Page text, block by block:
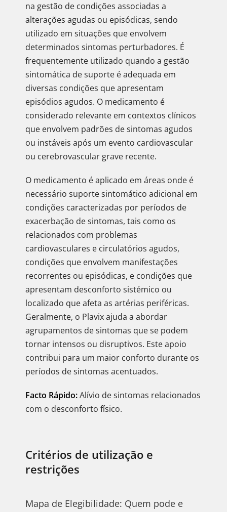
na gestão de condições associadas a
alterações agudas ou episódicas, sendo
utilizado em situações que envolvem
determinados sintomas perturbadores. É
frequentemente utilizado quando a gestão
sintomática de suporte é adequada em
diversas condições que apresentam
episódios agudos. O medicamento é
considerado relevante em contextos clínicos
que envolvem padrões de sintomas agudos
ou instáveis após um evento cardiovascular
ou cerebrovascular grave recente.
O medicamento é aplicado em áreas onde é
necessário suporte sintomático adicional em
condições caracterizadas por períodos de
exacerbação de sintomas, tais como os
relacionados com problemas
cardiovasculares e circulatórios agudos,
condições que envolvem manifestações
recorrentes ou episódicas, e condições que
apresentam desconforto sistémico ou
localizado que afeta as artérias periféricas.
Geralmente, o Plavix ajuda a abordar
agrupamentos de sintomas que se podem
tornar intensos ou disruptivos. Este apoio
contribui para um maior conforto durante os
períodos de sintomas acentuados.
Facto Rápido:Alívio de sintomas relacionados
com o desconforto físico.
Critérios de utilização e
restrições
Mapa de Elegibilidade: Quem pode e